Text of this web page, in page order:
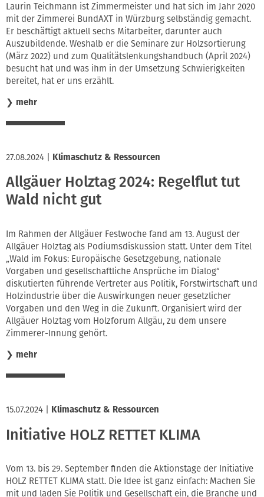
Laurin Teichmann ist Zimmermeister und hat sich im Jahr 2020
mit der Zimmerei BundAXT in Würzburg selbständig gemacht.
Er beschäftigt aktuell sechs Mitarbeiter, darunter auch
Auszubildende. Weshalb er die Seminare zur Holzsortierung
(März 2022) und zum Qualitätslenkungshandbuch (April 2024)
besucht hat und was ihm in der Umsetzung Schwierigkeiten
bereitet, hat er uns erzählt.
❯ mehr
27.08.2024 Klimaschutz & Ressourcen
Allgäuer Holztag 2024: Regelflut tut
Wald nicht gut
Im Rahmen der Allgäuer Festwoche fand am 13. August der
Allgäuer Holztag als Podiumsdiskussion statt. Unter dem Titel
„Wald im Fokus: Europäische Gesetzgebung, nationale
Vorgaben und gesellschaftliche Ansprüche im Dialog“
diskutierten führende Vertreter aus Politik, Forstwirtschaft und
Holzindustrie über die Auswirkungen neuer gesetzlicher
Vorgaben und den Weg in die Zukunft. Organisiert wird der
Allgäuer Holztag vom Holzforum Allgäu, zu dem unsere
Zimmerer-Innung gehört.
❯ mehr
15.07.2024 Klimaschutz & Ressourcen
Initiative HOLZ RETTET KLIMA
Vom 13. bis 29. September finden die Aktionstage der Initiative
HOLZ RETTET KLIMA statt. Die Idee ist ganz einfach: Machen Sie
mit und laden Sie Politik und Gesellschaft ein, die Branche und